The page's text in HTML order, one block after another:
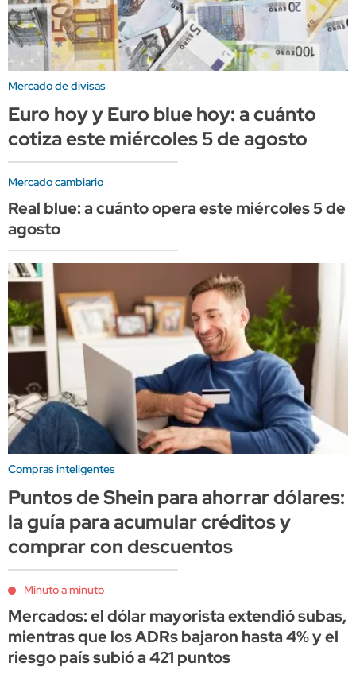
Mercado de divisas
Euro hoy y Euro blue hoy: a cuánto
cotiza este miércoles 5 de agosto
Mercado cambiario
Real blue: a cuánto opera este miércoles 5 de
agosto
Compras inteligentes
Puntos de Shein para ahorrar dólares:
la guía para acumular créditos y
comprar con descuentos
Minuto a minuto
Mercados: el dólar mayorista extendió subas,
mientras que los ADRs bajaron hasta 4% y el
riesgo país subió a 421 puntos